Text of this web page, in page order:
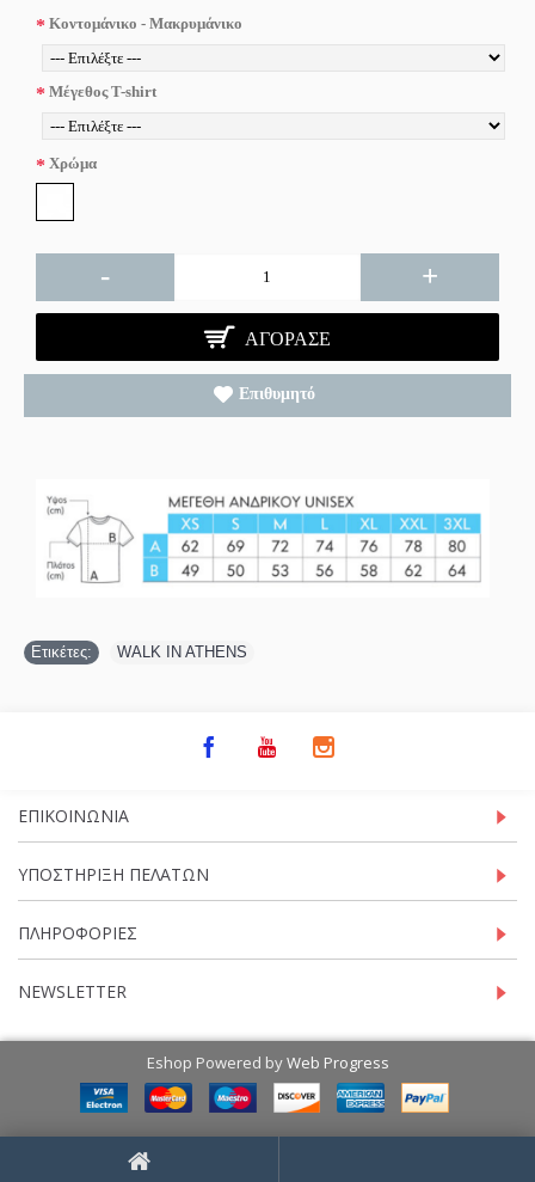
Κοντομάνικο - Μακρυμάνικο
Μέγεθος T-shirt
Χρώμα
- +
ΑΓΌΡΑΣΕ
Επιθυμητό
Ετικέτες: WALK IN ATHENS
ΕΠΙΚΟΙΝΩΝΊΑ
ΥΠΟΣΤΉΡΙΞΗ ΠΕΛΑΤΏΝ
ΠΛΗΡΟΦΟΡΊΕΣ
NEWSLETTER
Eshop Powered byWeb Progress